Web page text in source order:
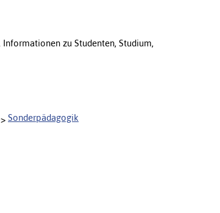
zu Studenten, Studium,
Sonderpädagogik